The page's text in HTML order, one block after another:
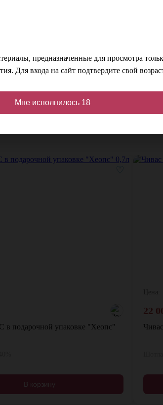
в подарочной упаковке "Хеопс"
В корзину
22
предназначенные для просмотра
Для входа на сайт подтвердите свой
Мне исполнилось 18